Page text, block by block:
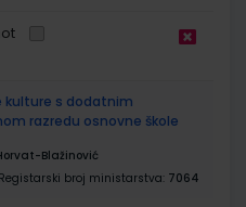
kulture s dodatnim
razredu osnovne škole
Blažinović
Registarski broj ministarstva: 7064